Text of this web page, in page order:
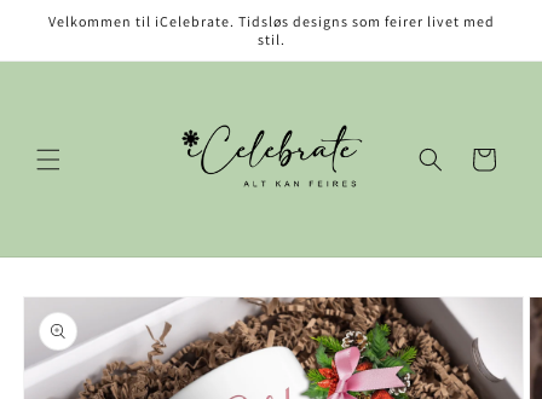
tilVelkommen til iCelebrate. Tidsløs designs som feirer livet med
stil.
Handlekurv